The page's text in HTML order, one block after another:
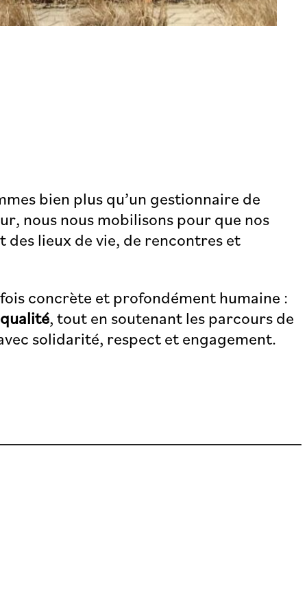
bien plus qu’un gestionnaire de
nous nous mobilisons pour que nos
des lieux de vie, de rencontres et
concrète et profondément humaine :
, tout en soutenant les parcours de
solidarité, respect et engagement.